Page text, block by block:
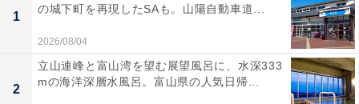
1
の城下町を再現したSAも。山陽自動車道...
2026/08/04
2
立山連峰と富山湾を望む展望風呂に、水深333
mの海洋深層水風呂。富山県の人気日帰...